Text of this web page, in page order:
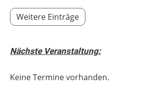
Weitere Einträge
Nächste Veranstaltung:
Keine Termine vorhanden.